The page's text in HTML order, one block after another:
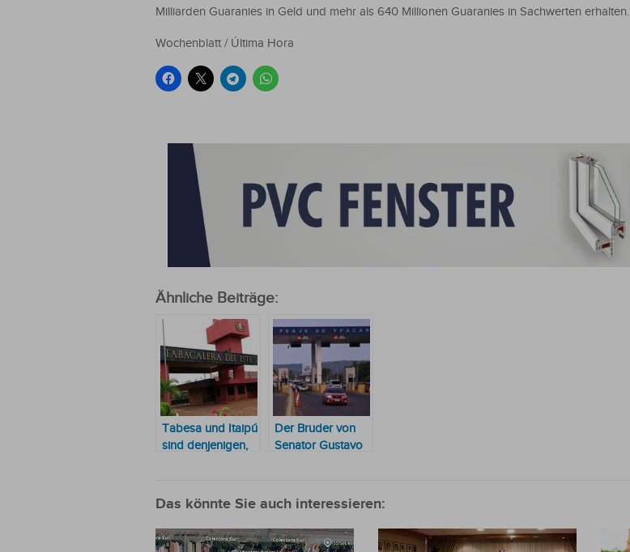
Milliarden Guaranies in Geld und mehr als 640 Millionen Guaranies in Sachwerten erhalten.
Wochenblatt / Última Hora
Ähnliche Beiträge:
Tabesa und Itaipú
sind denjenigen,
von Senator
gespendet haben
Der Bruder von
Senator Gustavo
Mauteinnahmen
Das könnte Sie auch interessieren: